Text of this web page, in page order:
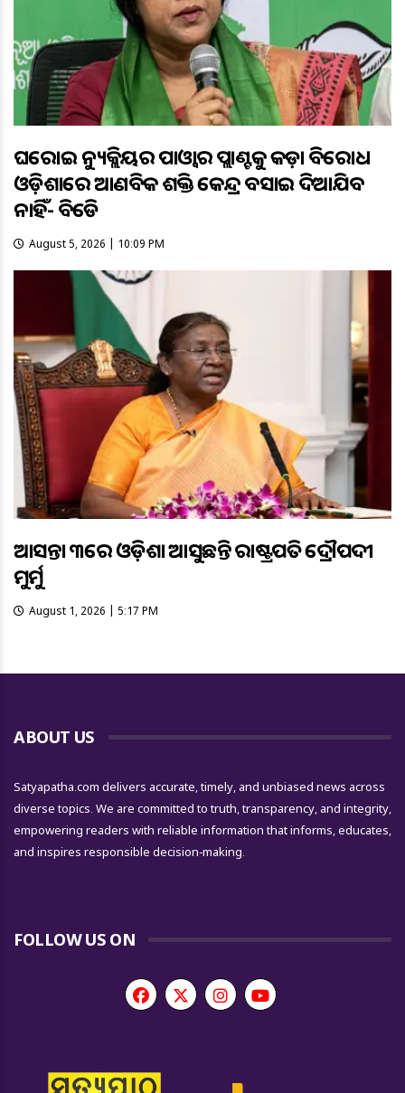
ଘରୋଇ ନ୍ୟୁକ୍ଲିୟର ପାଓ୍ବାର ପ୍ଲାଣ୍ଟକୁ କଡ଼ା ବିରୋଧ
ଓଡ଼ିଶାରେ ଆଣବିକ ଶକ୍ତି କେନ୍ଦ୍ର ବସାଇ ଦିଆଯିବ
ନାହିଁ- ବିଜେଡି
August 5, 2026 | 10:09 PM
ଆସନ୍ତା ୩ରେ ଓଡ଼ିଶା ଆସୁଛନ୍ତି ରାଷ୍ଟ୍ରପତି ଦ୍ରୌପଦୀ
ମୁର୍ମୁ
August 1, 2026 | 5:17 PM
ABOUT US
Satyapatha.com delivers accurate, timely, and unbiased news across
diverse topics. We are committed to truth, transparency, and integrity,
empowering readers with reliable information that informs, educates,
and inspires responsible decision-making.
FOLLOW US ON